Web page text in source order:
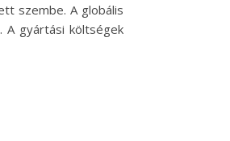
szembe. A globális
A gyártási költségek